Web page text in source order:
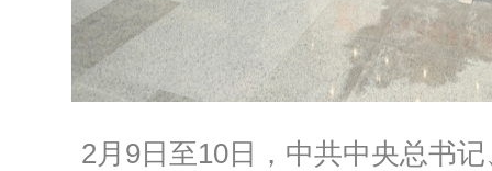
2月9日至10日，中共中央总书